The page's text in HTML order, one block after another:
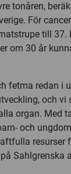
tonåren,
För
till 37.
om 30 år
fetma redan i
och
organ. Med
och
resurser
Sahlgrenska